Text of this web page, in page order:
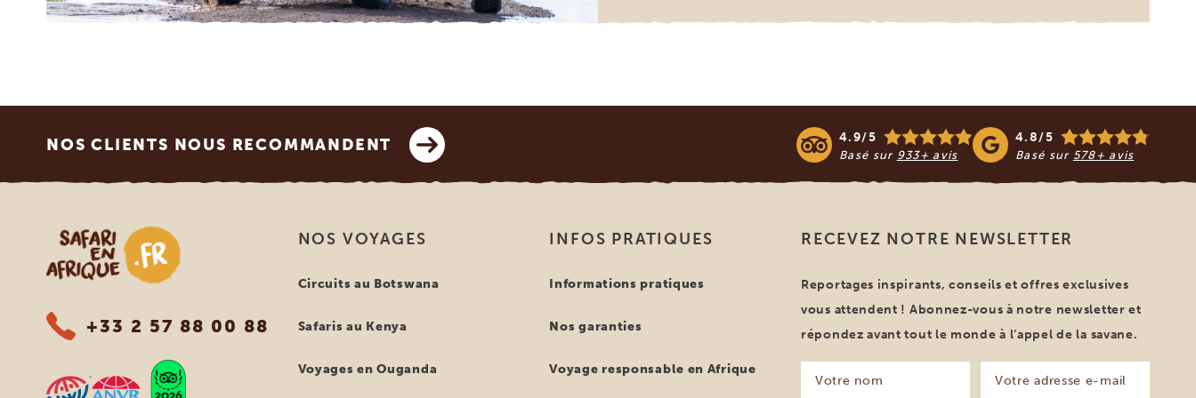
NOS CLIENTS NOUS RECOMMANDENT 4.9/5
Basé sur 933+ avis
4.8/5
Basé sur 578+ avis
Safari en Afrique
+33 2 57 88 00 88
NOS VOYAGES
Circuits au Botswana
Safaris au Kenya
Voyages en Ouganda
INFOS PRATIQUES
Informations pratiques
Nos garanties
Voyage responsable en Afrique
RECEVEZ NOTRE NEWSLETTER
Reportages inspirants, conseils et offres exclusives
vous attendent ! Abonnez-vous à notre newsletter et
répondez avant tout le monde à l’appel de la savane.
nom
adresse